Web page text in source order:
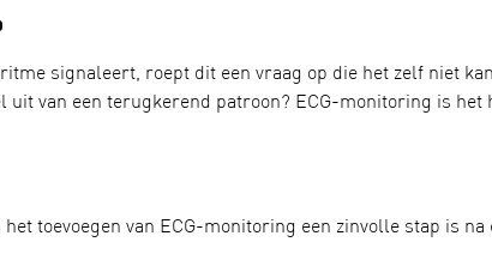
signaleert, roept dit een vraag op die het zelf niet
uit van een terugkerend patroon? ECG-monitoring is
toevoegen van ECG-monitoring een zinvolle stap is na